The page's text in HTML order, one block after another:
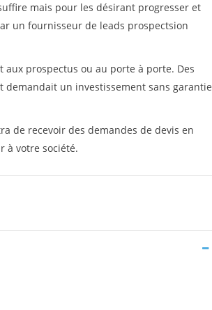
mais pour les désirant progresser et
un fournisseur de leads prospectsion
prospectus ou au porte à porte. Des
un investissement sans garantie
de recevoir des demandes de devis en
à votre société.